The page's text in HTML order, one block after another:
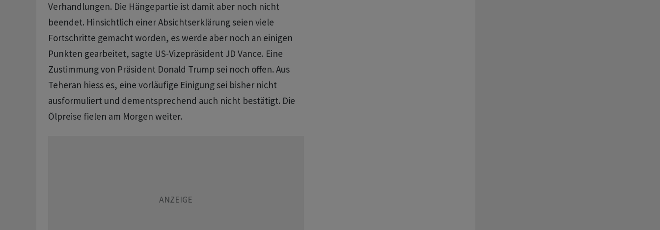
Verhandlungen. Die Hängepartie ist damit aber noch nicht
beendet. Hinsichtlich einer Absichtserklärung seien viele
Fortschritte gemacht worden, es werde aber noch an einigen
Punkten gearbeitet, sagte US-Vizepräsident JD Vance. Eine
Zustimmung von Präsident Donald Trump sei noch offen. Aus
Teheran hiess es, eine vorläufige Einigung sei bisher nicht
ausformuliert und dementsprechend auch nicht bestätigt. Die
Ölpreise fielen am Morgen weiter.